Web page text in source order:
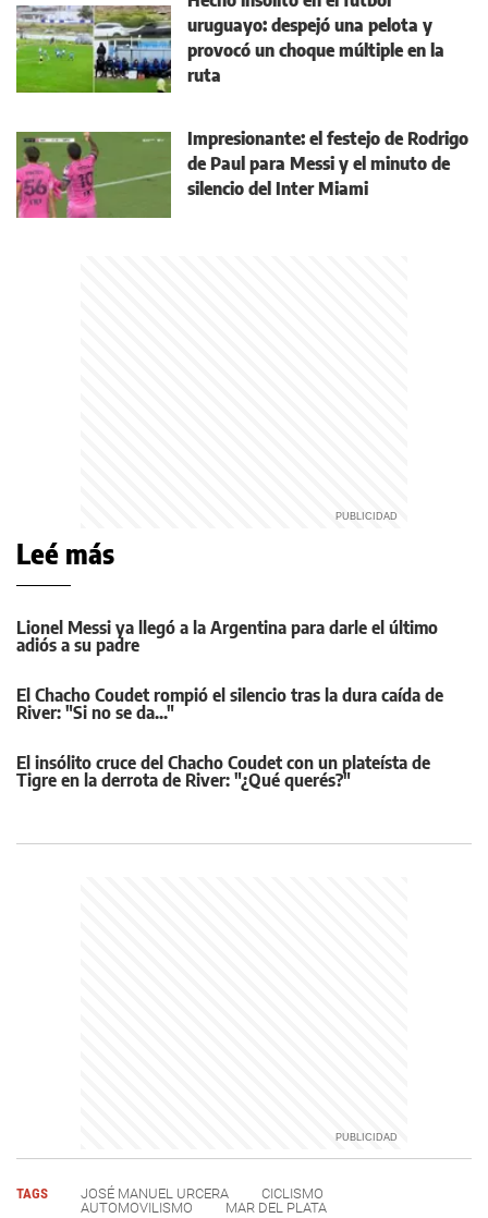
uruguayo: despejó una pelota y
provocó un choque múltiple en la
ruta
Impresionante: el festejo de Rodrigo
de Paul para Messi y el minuto de
silencio del Inter Miami
Leé más
Lionel Messi ya llegó a la Argentina para darle el último
adiós a su padre
El Chacho Coudet rompió el silencio tras la dura caída de
River: "Si no se da..."
El insólito cruce del Chacho Coudet con un plateísta de
Tigre en la derrota de River: "¿Qué querés?"
TAGS JOSÉ MANUEL URCERA
CICLISMO
AUTOMOVILISMO
MAR DEL PLATA